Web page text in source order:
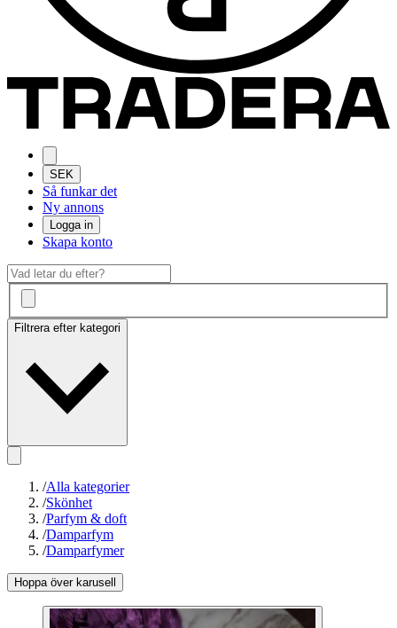
SEK
Så funkar det
Ny annons
Logga in
Skapa konto
Filtrera efter kategori
/Alla kategorier
/Skönhet
/Parfym & doft
/Damparfym
/Damparfymer
Hoppa över karusell